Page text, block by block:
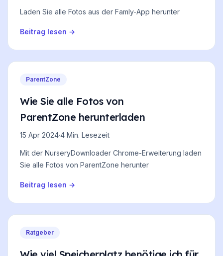
Laden Sie alle Fotos aus der Famly-App herunter
Beitrag lesen →
ParentZone
Wie Sie alle Fotos von
ParentZone herunterladen
15 Apr 2024·4 Min. Lesezeit
Mit der NurseryDownloader Chrome-Erweiterung laden
Sie alle Fotos von ParentZone herunter
Beitrag lesen →
Ratgeber